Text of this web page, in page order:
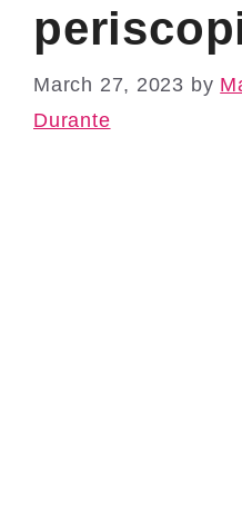
March 27, 2023 by
Durante